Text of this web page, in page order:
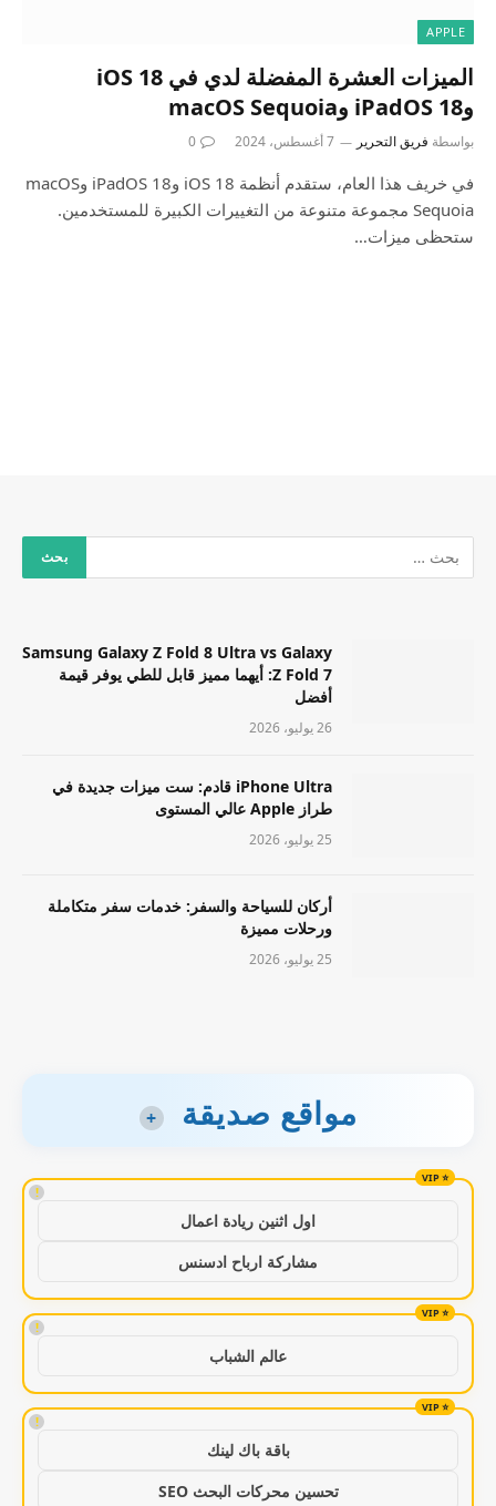
APPLE
الميزات العشرة المفضلة لدي في iOS 18
وiPadOS 18 وmacOS Sequoia
بواسطة فريق التحرير 7 أغسطس، 2024 0
في خريف هذا العام، ستقدم أنظمة iOS 18 وiPadOS 18 وmacOS
Sequoia مجموعة متنوعة من التغييرات الكبيرة للمستخدمين.
ستحظى ميزات…
Samsung Galaxy Z Fold 8 Ultra vs Galaxy
Z Fold 7: أيهما مميز قابل للطي يوفر قيمة
أفضل
26 يوليو، 2026
iPhone Ultra قادم: ست ميزات جديدة في
طراز Apple عالي المستوى
25 يوليو، 2026
أركان للسياحة والسفر: خدمات سفر متكاملة
ورحلات مميزة
25 يوليو، 2026
مواقع صديقة +
!
اول اثنين ريادة اعمال
مشاركة ارباح ادسنس
!
عالم الشباب
!
باقة باك لينك
تحسين محركات البحث SEO